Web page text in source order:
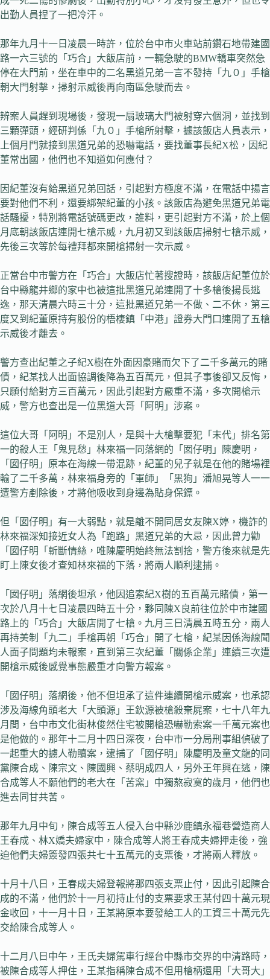
出勤人員捏了一把冷汗。
那年九月十一日凌晨一時許，位於台中市火車站前鑽石地帶建國
路一六三號的「巧合」大飯店前，一輛急駛的BMW轎車突然急
停在大門前，坐在車中的二名黑道兄弟一言不發持「九０」手槍
朝大門射擊，掃射示威後再向南區急駛而去。
辨案人員趕到現場後，發現一扇玻璃大門被射穿六個洞，並找到
三顆彈頭，經研判係「九０」手槍所射擊，據該飯店人員表示，
上個月門就接到黑道兄弟的恐嚇電話，要找董事長紀X松，因紀
董常出國，他們也不知道如何應付？
因紀董沒有給黑道兄弟回話，引起對方極度不滿，在電話中揚言
要對他們不利，還要綁架紀董的小孩。該飯店為避免黑道兄弟電
話騷擾，特別將電話號碼更改，誰料，更引起對方不滿，於上個
月底朝該飯店連開七槍示威，九月初又到該飯店掃射七槍示威，
先後三次等於每禮拜都來開槍掃射一次示威。
正當台中市警方在「巧合」大飯店忙著搜證時，該飯店紀董位於
台中縣龍井鄉的家中也被這批黑道兄弟連開了十多槍後揚長逃
逸，那天清晨六時三十分，這批黑道兄弟一不做、二不休，第三
度又到紀董原持有股份的梧棲鎮「中港」證券大門口連開了五槍
示威後才離去。
警方查出紀董之子紀X樹在外面因豪賭而欠下了二千多萬元的賭
債，紀某找人出面協調後降為五百萬元，但其子事後卻又反悔，
只願付給對方三百萬元，因此引起對方嚴重不滿，多次開槍示
威，警方也查出是一位黑道大哥「阿明」涉案。
這位大哥「阿明」不是別人，是與十大槍擊要犯「末代」排名第
一的殺人王「鬼見愁」林來福一同落網的「囡仔明」陳慶明，
「囡仔明」原本在海線一帶混跡，紀董的兒子就是在他的賭場裡
輸了二千多萬，林來福身旁的「軍師」「黑狗」潘旭晃等人一一
遭警方剷除後，才將他吸收到身邊為貼身保鏢。
但「囡仔明」有一大弱點，就是離不開同居女友陳X婷，機詐的
林來福深知接近女人為「跑路」黑道兄弟的大忌，因此曾力勸
「囡仔明「斬斷情絲，唯陳慶明始終無法割捨，警方後來就是先
盯上陳女後才查知林來福的下落，將兩人順利逮捕。
「囡仔明」落網後坦承，他因追索紀X樹的五百萬元賭債，第一
次於八月十七日凌晨四時五十分，夥同陳X良前往位於中市建國
路上的「巧合」大飯店開了七槍。九月三日清晨五時五分，兩人
再持美制「九二」手槍再朝「巧合」開了七槍，紀某因係海線聞
人面子問題均未報案，直到第三次紀董「關係企業」連續三次遭
開槍示威後感覺事態嚴重才向警方報案。
「囡仔明」落網後，他不但坦承了這件連續開槍示威案，也承認
涉及海線角頭老大「大頭源」王欽源被槍殺棄屍案，七十八年九
月間，台中市文化街林俊然住宅被開槍恐嚇勒索案一千萬元案也
是他做的。那年十二月十四日深夜，台中市一分局刑事組偵破了
一起重大的擄人勒贖案，逮捕了「囡仔明」陳慶明及童文龍的同
黨陳合成、陳宗文、陳國興、蔡明成四人，另外王年興在逃，陳
合成等人不願他們的老大在「苦窯」中獨熬寂寞的歲月，他們也
進去同甘共苦。
那年九月中旬，陳合成等五人侵入台中縣沙鹿鎮永福巷營造商人
王春成、林X嬌夫婦家中，陳合成等人將王春成夫婦押走後，強
迫他們夫婦簽發四張共七十五萬元的支票後，才將兩人釋放。
十月十八日，王春成夫婦登報將那四張支票止付，因此引起陳合
成的不滿，他們於十一月初持止付的支票要求王某付四十萬元現
金收回，十一月十日，王某將原本要發給工人的工資三十萬元先
交給陳合成等人。
十二月八日中午，王氏夫婦駕車行經台中縣市交界的中清路時，
被陳合成等人押住，王某指稱陳合成不但用槍柄還用「大哥大」